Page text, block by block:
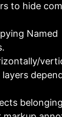
to hide
Named